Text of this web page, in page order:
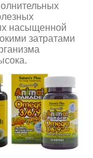
насыщенной
затратами